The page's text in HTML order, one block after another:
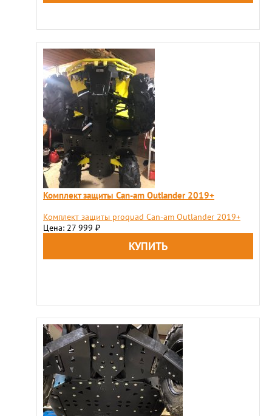
Комплект защиты Can-am Outlander 2019+
Комплект защиты proquad Can-am Outlander 2019+
Цена: 27 999 ₽